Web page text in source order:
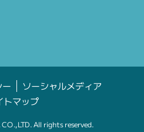
ソーシャルメディア
トマップ
All rights reserved.